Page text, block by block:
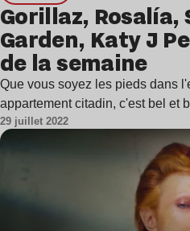
Gorillaz, Rosalía,
Garden, Katy J
de la semaine
Que vous soyez les pieds dans
appartement citadin, c'est bel et
29 juillet 2022